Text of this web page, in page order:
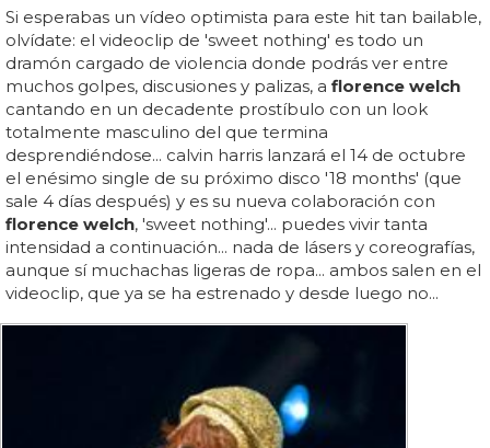
Si esperabas un vídeo optimista para este hit tan bailable,
olvídate: el videoclip de 'sweet nothing' es todo un
dramón cargado de violencia donde podrás ver entre
muchos golpes, discusiones y palizas, a florence welch
cantando en un decadente prostíbulo con un look
totalmente masculino del que termina
desprendiéndose... calvin harris lanzará el 14 de octubre
el enésimo single de su próximo disco '18 months' (que
sale 4 días después) y es su nueva colaboración con
florence welch, 'sweet nothing'... puedes vivir tanta
intensidad a continuación... nada de lásers y coreografías,
aunque sí muchachas ligeras de ropa... ambos salen en el
videoclip, que ya se ha estrenado y desde luego no...